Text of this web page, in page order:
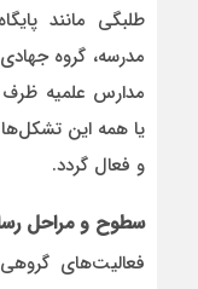
طلبگی مانند
مدرسه، ‌گروه
مدارس علمیه
یا همه این
و فعال گردد.
سطوح و مراحل
فعالیت‌های